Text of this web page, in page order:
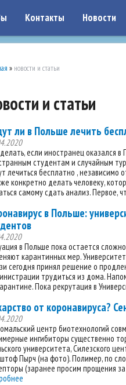
Контакты Новости
» новости и статьи
и статьи
ли в Польше лечить
если иностранец оказался
студентам и случайным
лечиться бесплатно , независимо
конкретно делать человеку,
самому сдать анализ. Первое,
в Польше:
в Польше пока остается
карантинных мер.
сегодня принял решение о
трудиться из дома.
Пока рекрутация в
от коронавируса?
центр биотехнологий
ингибиторы существенно
университета, Силезского
Пырч (на фото). Полимер, по
(заранее просим прощения